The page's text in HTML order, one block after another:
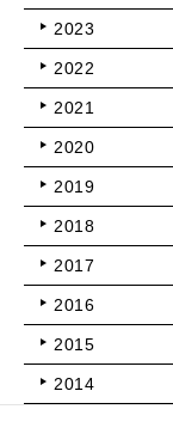
2023
2022
2021
2020
2019
2018
2017
2016
2015
2014